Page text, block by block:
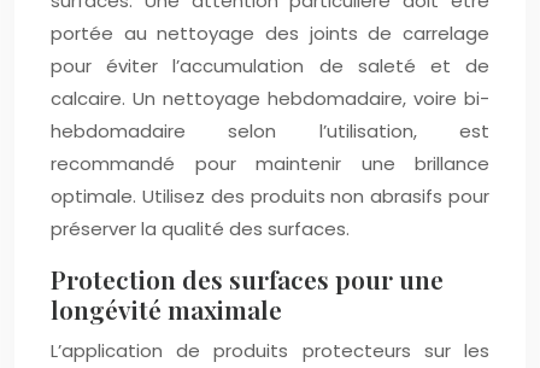
portée au nettoyage des joints de carrelage
pour éviter l’accumulation de saleté et de
calcaire. Un nettoyage hebdomadaire, voire bi-
hebdomadaire selon l’utilisation, est
recommandé pour maintenir une brillance
optimale. Utilisez des produits non abrasifs pour
préserver la qualité des surfaces.
Protection des surfaces pour une
longévité maximale
L’application de produits protecteurs sur les